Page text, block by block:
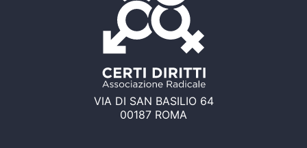
VIA DI SAN BASILIO 64
00187 ROMA